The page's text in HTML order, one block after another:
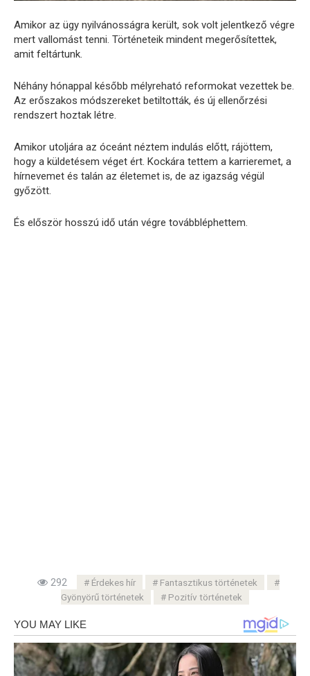
Amikor az ügy nyilvánosságra került, sok volt jelentkező végre
mert vallomást tenni. Történeteik mindent megerősítettek,
amit feltártunk.
Néhány hónappal később mélyreható reformokat vezettek be.
Az erőszakos módszereket betiltották, és új ellenőrzési
rendszert hoztak létre.
Amikor utoljára az óceánt néztem indulás előtt, rájöttem,
hogy a küldetésem véget ért. Kockára tettem a karrieremet, a
hírnevemet és talán az életemet is, de az igazság végül
győzött.
És először hosszú idő után végre továbbléphettem.
292 Érdekes hír
Fantasztikus történetek
Gyönyörű történetek
Pozitív történetek